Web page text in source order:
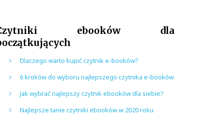
ebooków dla
Dlaczego warto kupić czytnik e-booków?
6 kroków do wyboru najlepszego czytnika e-booków
Jak wybrać najlepszy czytnik ebooków dla siebie?
Najlepsze tanie czytniki ebooków w 2020 roku